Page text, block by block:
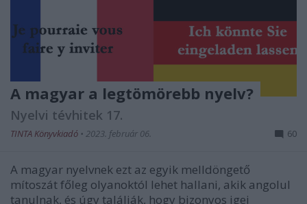
A magyar a legtömörebb nyelv?
Nyelvi tévhitek 17.
TINTA Könyvkiadó • 2023. február 06. 60
A magyar nyelvnek ezt az egyik melldöngető
mítoszát főleg olyanoktól lehet hallani, akik angolul
tanulnak, és úgy találják, hogy bizonyos igei